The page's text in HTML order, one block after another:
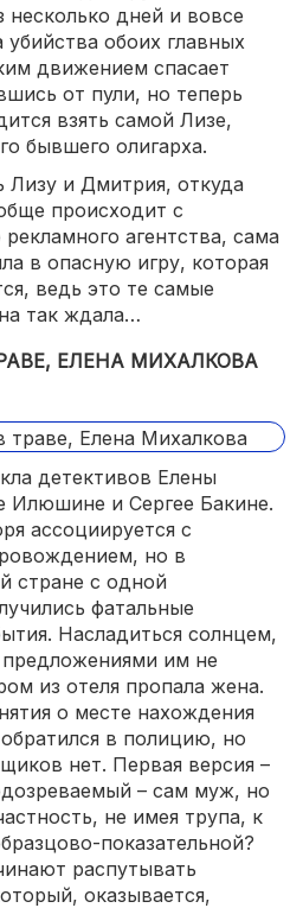
дней и вовсе
обоих главных
движением спасает
от пули, но теперь
взять самой Лизе,
бывшего олигарха.
Лизу и Дмитрия, откуда
происходит с
агентства, сама
в опасную игру, которая
ведь это те самые
так ждала…
ЕЛЕНА МИХАЛКОВА
детективов Елены
Илюшине и Сергее Бакине.
ассоциируется с
но в
стране с одной
фатальные
Насладиться солнцем,
им не
из отеля пропала жена.
о месте нахождения
в полицию, но
нет. Первая версия –
– сам муж, но
не имея трупа, к
показательной?
распутывать
оказывается,